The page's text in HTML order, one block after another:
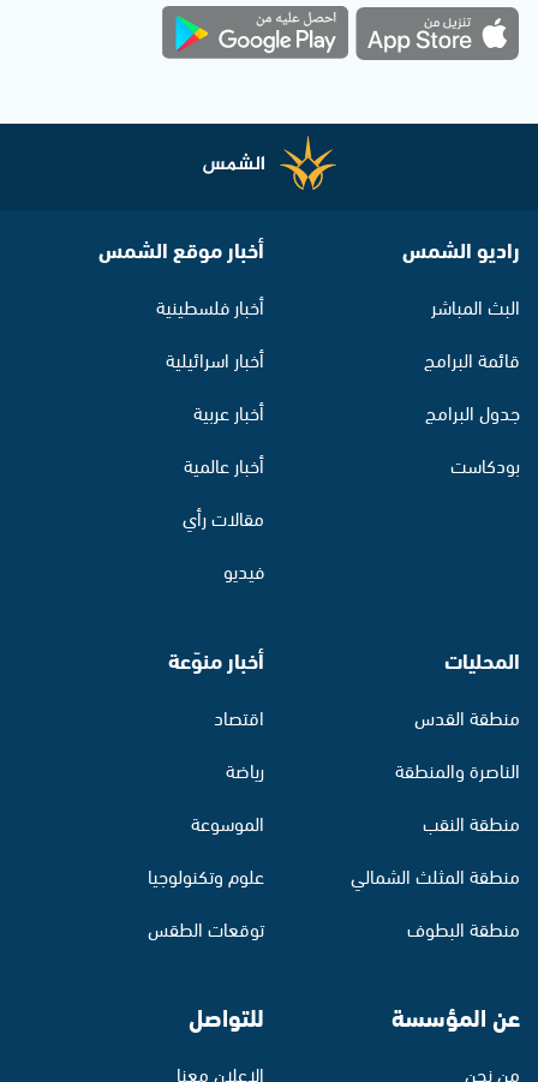
راديو الشمس
البث المباشر
قائمة البرامج
جدول البرامج
بودكاست
أخبار موقع الشمس
أخبار فلسطينية
أخبار اسرائيلية
أخبار عربية
أخبار عالمية
مقالات رأي
فيديو
المحليات
منطقة القدس
الناصرة والمنطقة
منطقة النقب
منطقة المثلث الشمالي
منطقة البطوف
أخبار منوّعة
اقتصاد
رياضة
الموسوعة
علوم وتكنولوجيا
توقعات الطقس
عن المؤسسة
من نحن
للتواصل
الإعلان معنا